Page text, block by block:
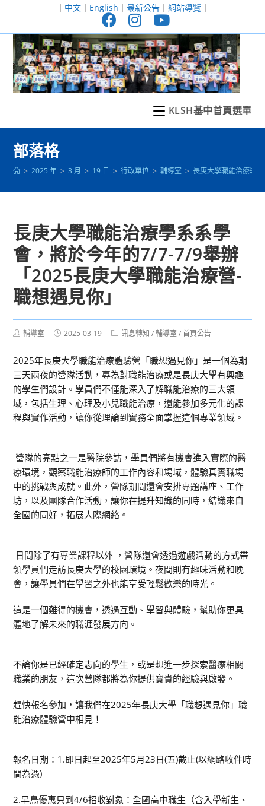
至
｜ 中文｜ English ｜ 最新公告｜ 網站導覽｜
KLSH基中首頁選單
部落格
> 2025 年 > 3 月 > 19 日 > 行政單位 > 輔導室 > 長庚大學職能治療學
長庚大學職能治療學系系學
會，將於今年的7/7-7/9舉辦
「2025長庚大學職能治療營-
職想遇見你」
Post輔導室
Post2025-03-19
Post訊息轉知 / 輔導室 / 首頁公告
2025年長庚大學職能治療體驗營「職想遇見你」是一個為期
三天兩夜的營隊活動，專為對職能治療或是長庚大學有興趣
的學生們設計。學員們不僅能深入了解職能治療的三大領
域，包括生理、心理及小兒職能治療，還能參加多元化的課
程與實作活動，讓你從理論到實務全面掌握這個專業領域。
營隊的亮點之一是醫院參訪，學員們將有機會進入實際的醫
療環境，觀察職能治療師的工作內容和場域，體驗真實職場
中的挑戰與成就。此外，營隊期間還會安排專題講座、工作
坊，以及團隊合作活動，讓你在提升知識的同時，結識來自
全國的同好，拓展人際網絡。
日間除了有專業課程以外 ，營隊還會透過遊戲活動的方式帶
領學員們走訪長庚大學的校園環境。夜間則有趣味活動和晚
會，讓學員們在學習之外也能享受輕鬆歡樂的時光。
這是一個難得的機會，透過互動、學習與體驗，幫助你更具
體地了解未來的職涯發展方向。
不論你是已經確定志向的學生，或是想進一步探索醫療相關
職業的朋友，這次營隊都將為你提供寶貴的經驗與啟發。
趕快報名參加，讓我們在2025年長庚大學「職想遇見你」職
能治療體驗營中相見！
報名日期：1.即日起至2025年5月23日(五)截止(以網路收件時
間為憑)
2.早鳥優惠只到4/6招收對象：全國高中職生（含入學新生、